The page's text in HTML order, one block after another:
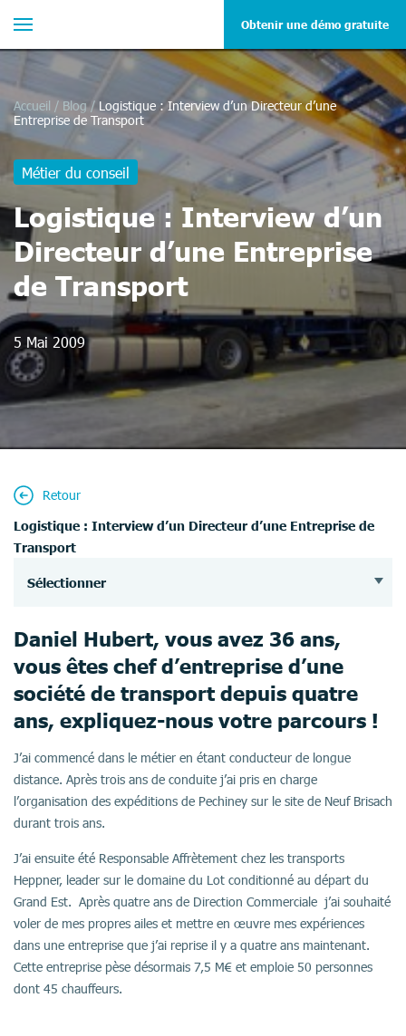
Obtenir une démo gratuite
Accueil / Blog / Logistique : Interview d’un Directeur d’une
Entreprise de Transport
Métier du conseil
Logistique : Interview d’un
Directeur d’une Entreprise
de Transport
5 Mai 2009
Retour
Logistique : Interview d’un Directeur d’une Entreprise de
Transport
Sélectionner
Daniel Hubert, vous avez 36 ans,
vous êtes chef d’entreprise d’une
société de transport depuis quatre
ans, expliquez-nous votre parcours !
J’ai commencé dans le métier en étant conducteur de longue
distance. Après trois ans de conduite j’ai pris en charge
l’organisation des expéditions de Pechiney sur le site de Neuf Brisach
durant trois ans.
J’ai ensuite été Responsable Affrètement chez les transports
Heppner, leader sur le domaine du Lot conditionné au départ du
Grand Est. Après quatre ans de Direction Commerciale j’ai souhaité
voler de mes propres ailes et mettre en œuvre mes expériences
dans une entreprise que j’ai reprise il y a quatre ans maintenant.
Cette entreprise pèse désormais 7,5 M€ et emploie 50 personnes
dont 45 chauffeurs.